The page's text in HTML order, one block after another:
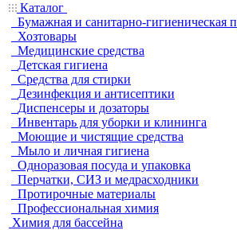
Каталог
Бумажная и санитарно-гигиеническая
Хозтовары
Медицинские средства
Детская гигиена
Средства для стирки
Дезинфекция и антисептики
Диспенсеры и дозаторы
Инвентарь для уборки и клининга
Моющие и чистящие средства
Мыло и личная гигиена
Одноразовая посуда и упаковка
Перчатки, СИЗ и медрасходники
Протирочные материалы
Профессиональная химия
Химия для бассейна